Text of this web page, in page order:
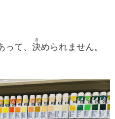
って、 決
き
められません。